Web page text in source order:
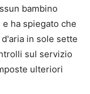
bambino
ha spiegato che
in sole sette
sul servizio
ulteriori